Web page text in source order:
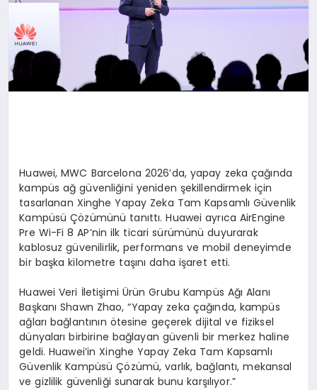
Huawei, MWC Barcelona 2026’da, yapay zeka çağında
kampüs ağ güvenliğini yeniden şekillendirmek için
tasarlanan Xinghe Yapay Zeka Tam Kapsamlı Güvenlik
Kampüsü Çözümünü tanıttı. Huawei ayrıca AirEngine
Pre Wi-Fi 8 AP’nin ilk ticari sürümünü duyurarak
kablosuz güvenilirlik, performans ve mobil deneyimde
bir başka kilometre taşını daha işaret etti.
Huawei Veri İletişimi Ürün Grubu Kampüs Ağı Alanı
Başkanı Shawn Zhao, “Yapay zeka çağında, kampüs
ağları bağlantının ötesine geçerek dijital ve fiziksel
dünyaları birbirine bağlayan güvenli bir merkez haline
geldi. Huawei’in Xinghe Yapay Zeka Tam Kapsamlı
Güvenlik Kampüsü Çözümü, varlık, bağlantı, mekansal
ve gizlilik güvenliği sunarak bunu karşılıyor.”